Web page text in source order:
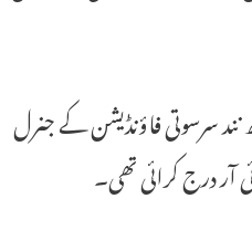
نرسنگھ نند سرسوتی فاؤنڈیشن کے جنرل
آر درج کرائی تھی۔